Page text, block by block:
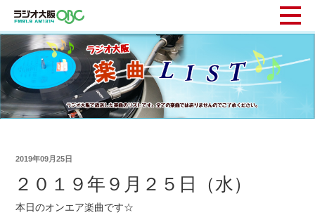
2019年09月25日
２０１９年９月２５日（水）
本日のオンエア楽曲です☆